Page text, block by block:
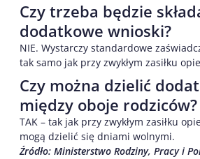
Czy trzeba będzie
dodatkowe wnioski?
NIE. Wystarczy standardowe
tak samo jak przy zwykłym zasiłku
Czy można dzielić
między oboje rodziców?
TAK – tak jak przy zwykłym zasiłku
mogą dzielić się dniami wolnymi.
Źródło: Ministerstwo Rodziny, Pracy i